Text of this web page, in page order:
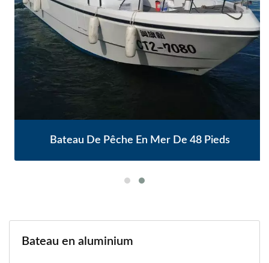
Bateau De Pêche En Mer De 48 Pieds
Bateau en aluminium